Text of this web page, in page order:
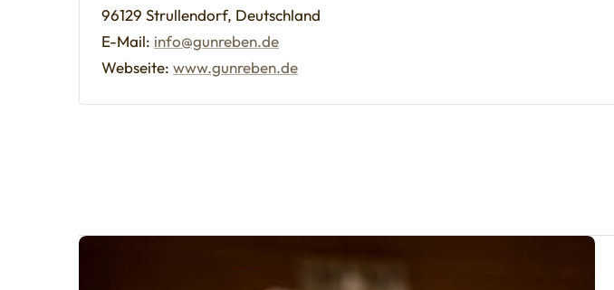
96129 Strullendorf, Deutschland
E-Mail: info@gunreben.de
Webseite: www.gunreben.de